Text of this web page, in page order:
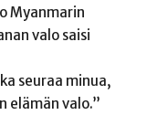
Myanmarin
valo saisi
seuraa minua,
elämän valo.”